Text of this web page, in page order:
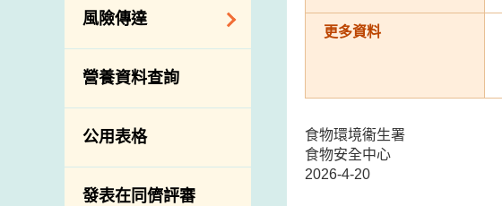
食物消費量調查
總膳食研究
有機食物
高風險食物
抗菌素耐藥性
屠房及疾病監測
宰前檢驗
宰後檢驗
結果
屠房及肉類檢驗
風險傳達
主題項目
項目及活動
資訊平台
營養資料查詢
公用表格
發表在同儕評審
更多資料
食物環境衞生署
食物安全中心
2026-4-20